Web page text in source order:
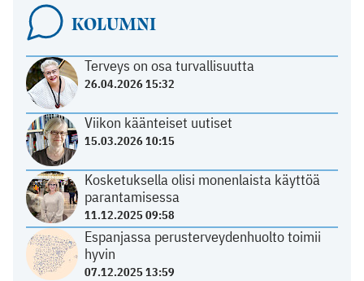
KOLUMNI
Terveys on osa turvallisuutta
26.04.2026 15:32
Viikon käänteiset uutiset
15.03.2026 10:15
Kosketuksella olisi monenlaista käyttöä
parantamisessa
11.12.2025 09:58
Espanjassa perusterveydenhuolto toimii
hyvin
07.12.2025 13:59